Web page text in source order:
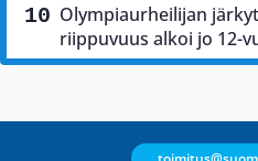
Olympiaurheilijan
riippuvuus alkoi jo 12-